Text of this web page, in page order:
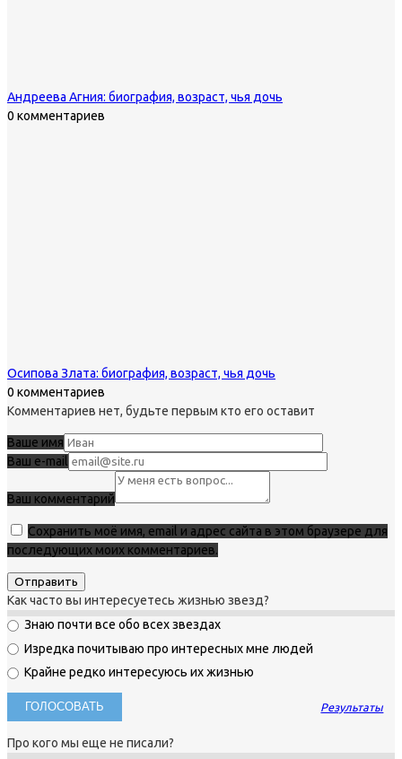
Андреева Агния: биография, возраст, чья дочь
0 комментариев
Осипова Злата: биография, возраст, чья дочь
0 комментариев
Комментариев нет, будьте первым кто его оставит
Ваше имя
Ваш e-mail
Ваш комментарий
Сохранить моё имя, email и адрес сайта в этом браузере для
последующих моих комментариев.
Как часто вы интересуетесь жизнью звезд?
Знаю почти все обо всех звездах
Изредка почитываю про интересных мне людей
Крайне редко интересуюсь их жизнью
Результаты
Про кого мы еще не писали?